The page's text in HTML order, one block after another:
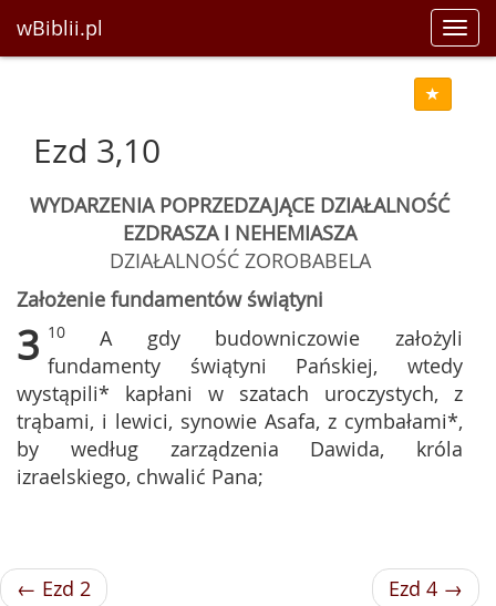
wBiblii.pl
Ezd 3,10
WYDARZENIA POPRZEDZAJĄCE DZIAŁALNOŚĆ
EZDRASZA I NEHEMIASZA
DZIAŁALNOŚĆ ZOROBABELA
Założenie fundamentów świątyni
3 10 A gdy budowniczowie założyli
fundamenty świątyni Pańskiej, wtedy
wystąpili* kapłani w szatach uroczystych, z
trąbami, i lewici, synowie Asafa, z cymbałami*,
by według zarządzenia Dawida, króla
izraelskiego, chwalić Pana;
← Ezd 2 Ezd 4 →